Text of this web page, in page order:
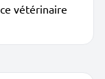
vétérinaire